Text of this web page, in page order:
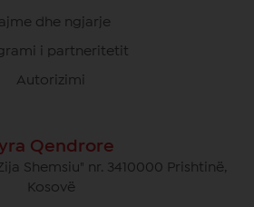
dhe ngjarje
i partneritetit
Autorizimi
Qendrore
Shemsiu" nr. 3410000 Prishtinë,
Kosovë